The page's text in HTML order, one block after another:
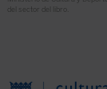
del sector del libro.